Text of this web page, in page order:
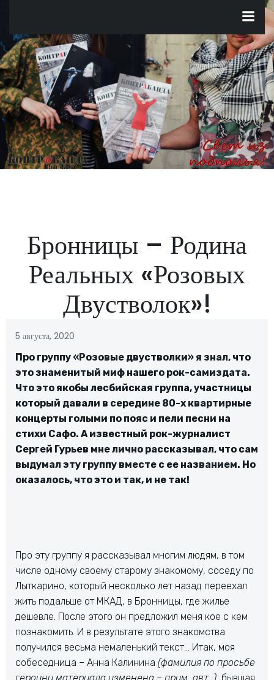
содержимому
Бронницы – Родина
Реальных «Розовых
Двустволок»!
5 августа, 2020
Про группу «Розовые двустволки» я знал, что
это знаменитый миф нашего рок-самиздата.
Что это якобы лесбийская группа, участницы
который давали в середине 80-х квартирные
концерты голыми по пояс и пели песни на
стихи Сафо. А известный рок-журналист
Сергей Гурьев мне лично рассказывал, что сам
выдумал эту группу вместе с ее названием. Но
оказалось, что это и так, и не так!
Про эту группу я рассказывал многим людям, в том
числе одному своему старому знакомому, соседу по
Лыткарино, который несколько лет назад переехал
жить подальше от МКАД, в Бронницы, где жилье
дешевле. После этого он предложил меня кое с кем
познакомить. И в результате этого знакомства
получился весьма немаленький текст… Итак, моя
собеседница – Анна Калинина (фамилия по просьбе